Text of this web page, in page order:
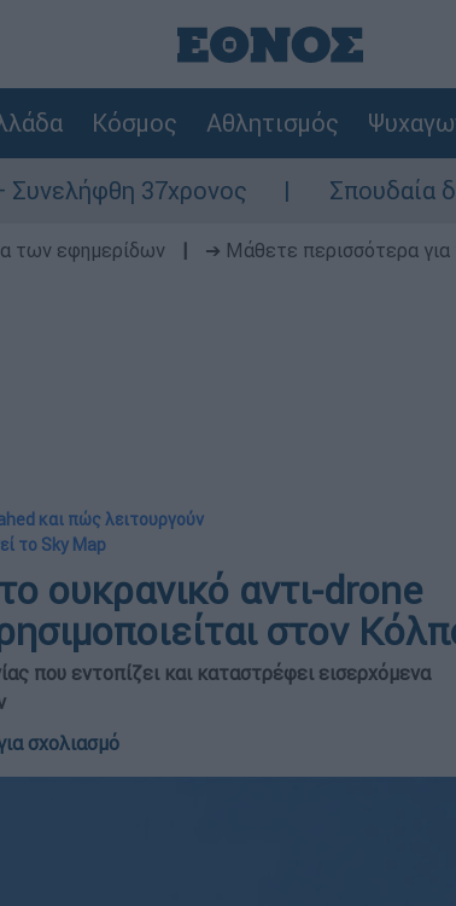
Κόσμος Αθλητισμός
37χρονος Σπουδαία διάκριση
των εφημερίδων ➔ Μάθετε περισσότερα για
και πώς λειτουργούν
το Sky Map
ουκρανικό αντι-drone
στον
που εντοπίζει και καταστρέφει εισερχόμενα
σχολιασμό